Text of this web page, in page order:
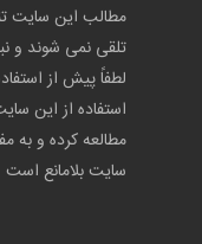
مطالب این سایت
تلقی نمی شوند و
لطفاً پیش از
استفاده از این
مطالعه کرده و به
سایت بلامانع است